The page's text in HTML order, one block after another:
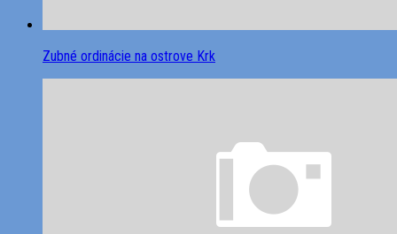
Zubné ordinácie na ostrove Krk